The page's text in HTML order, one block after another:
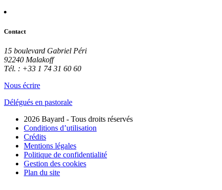
Contact
15 boulevard Gabriel Péri
92240 Malakoff
Tél. : +33 1 74 31 60 60
Nous écrire
Délégués en pastorale
2026 Bayard - Tous droits réservés
Conditions d’utilisation
Crédits
Mentions légales
Politique de confidentialité
Gestion des cookies
Plan du site